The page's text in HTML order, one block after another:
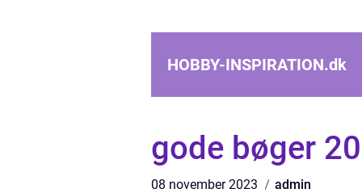
HOBBY-INSPIRATION.dk
gode bøger
08 november 2023 admin